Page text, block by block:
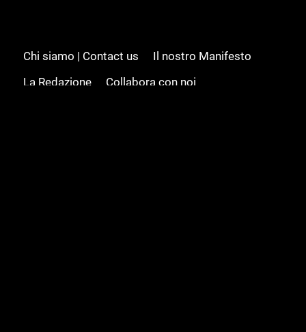
Chi siamo | Contact us
Il nostro Manifesto
La Redazione
Collabora con noi